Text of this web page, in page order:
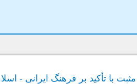
مثبت با تأکید بر فرهنگ ایرانی